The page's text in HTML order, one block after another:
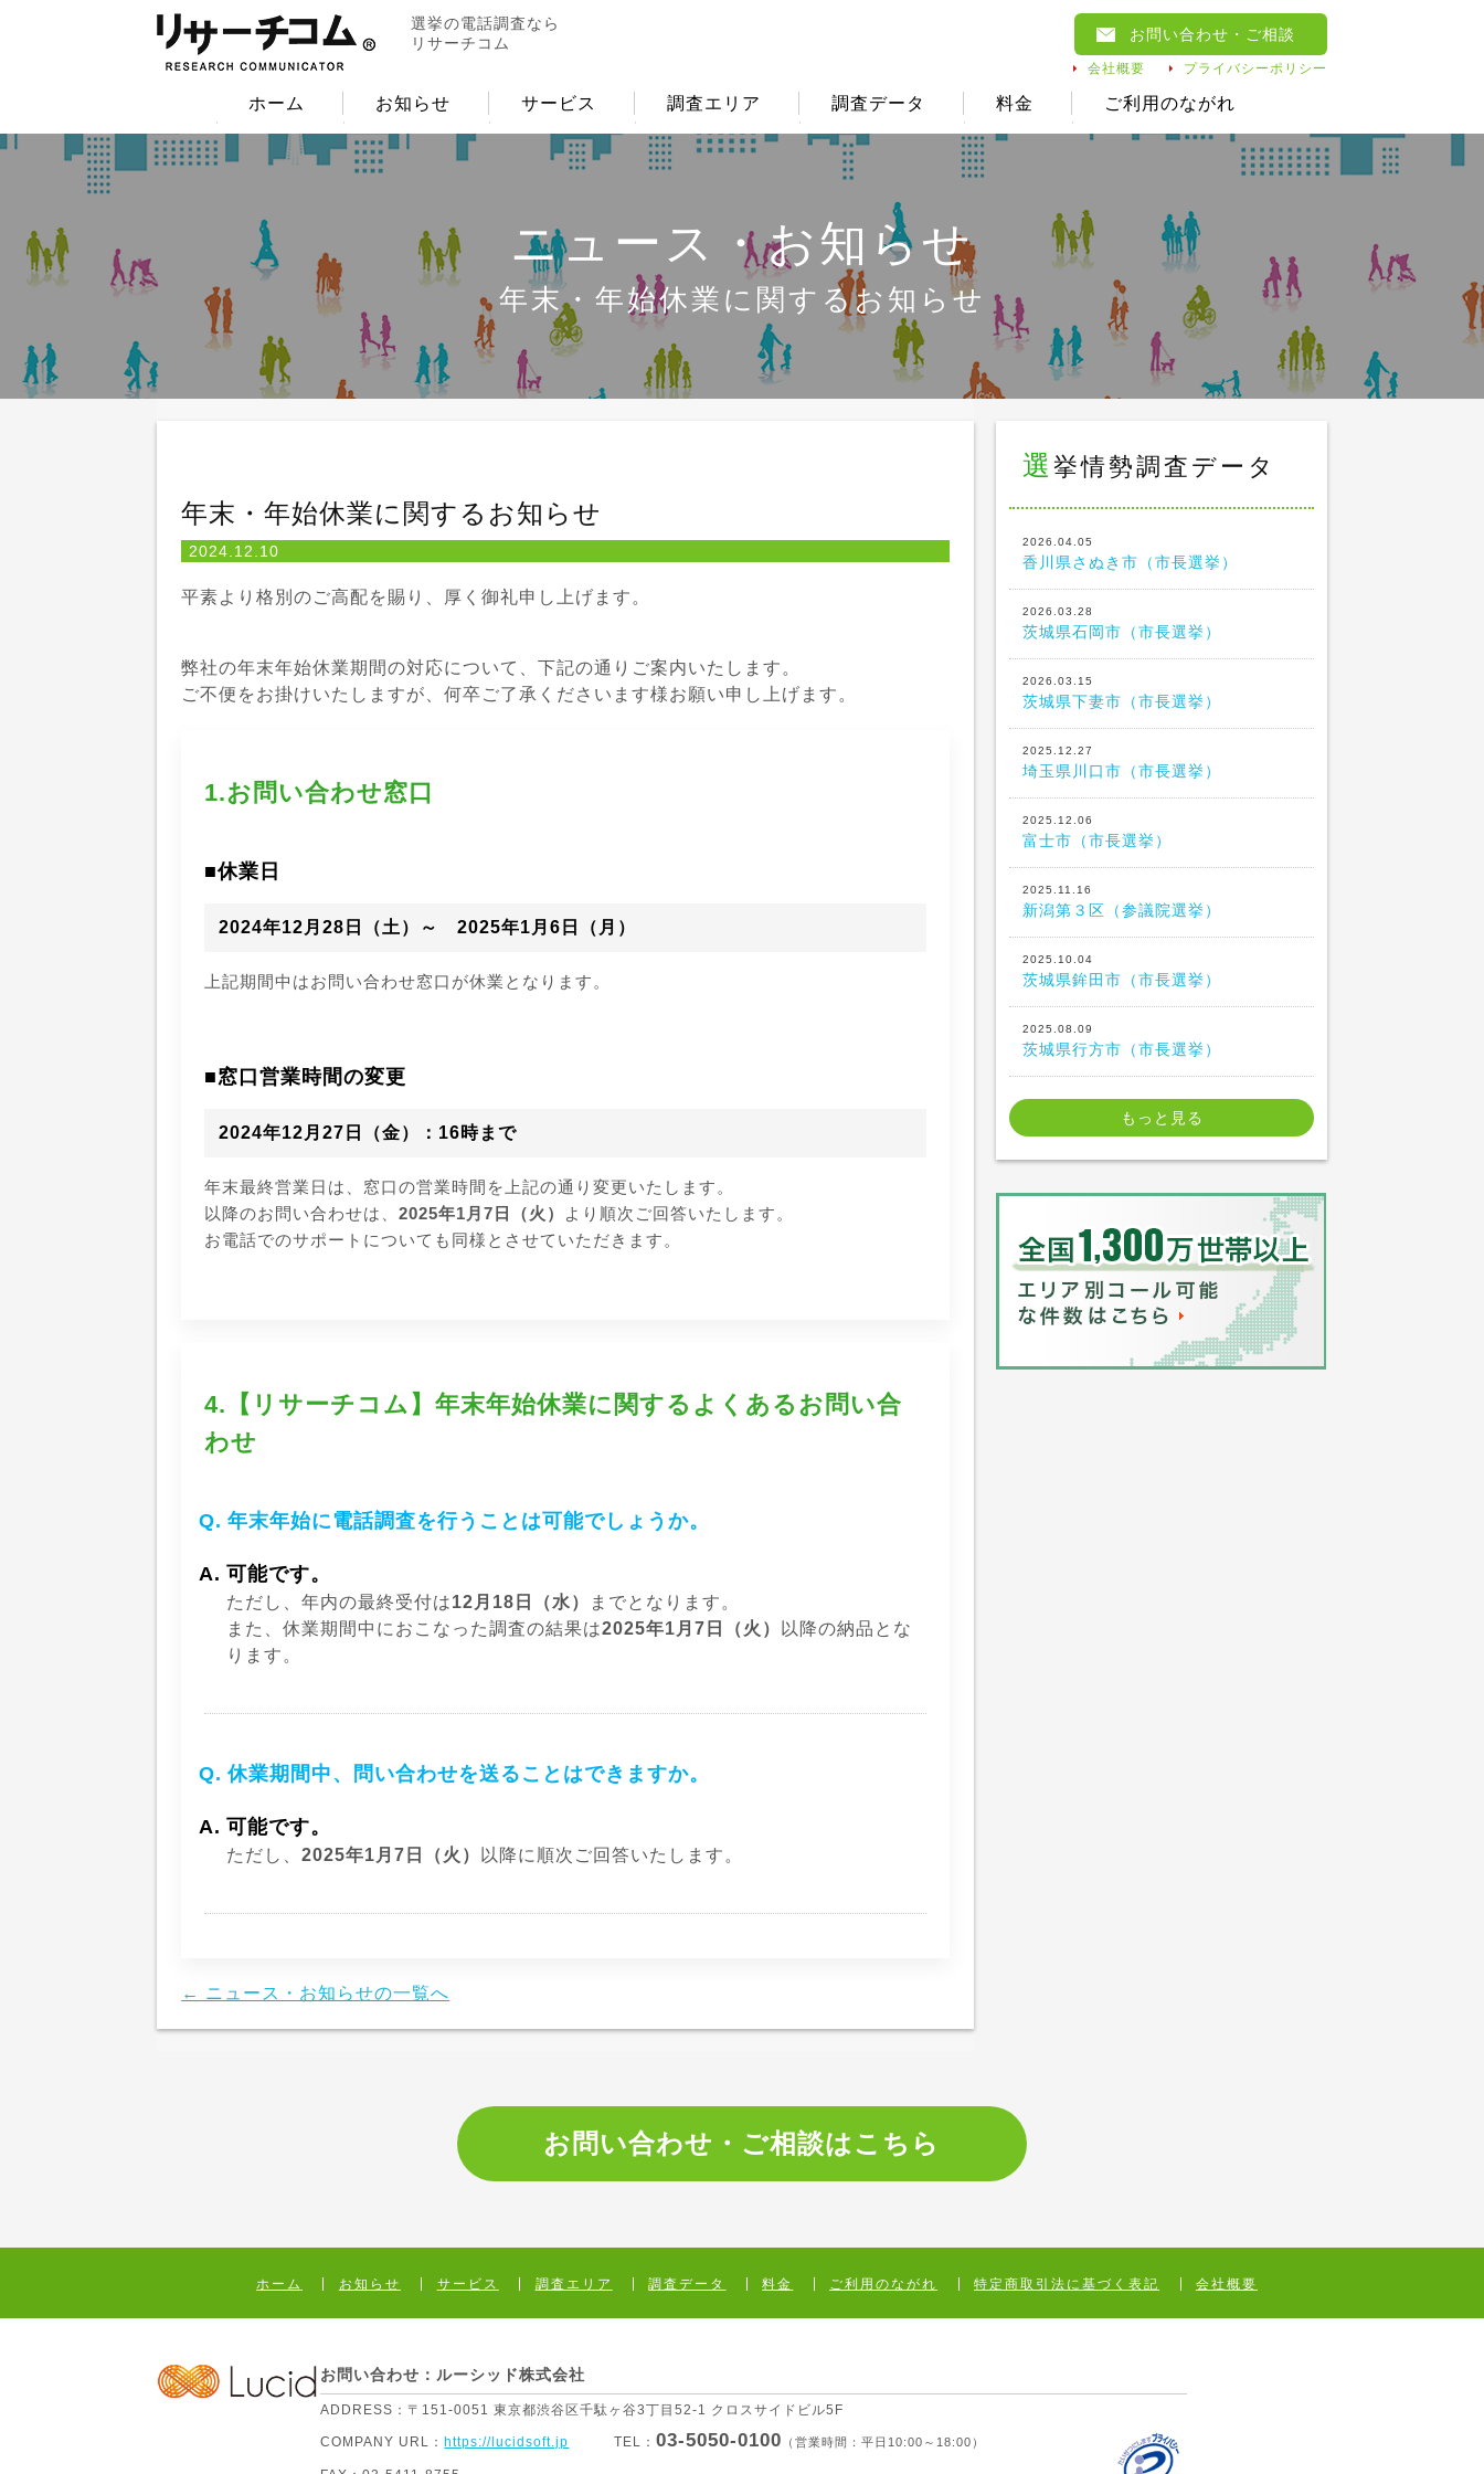
選挙の電話調査なら
リサーチコム
お問い合わせ ・ご相談
会社概要 プライバシーポリシー
ホーム お知らせ サービス 調査エリア 調査データ 料金 ご利用のながれ
ニュース・お知らせ
年末・年始休業に関するお知らせ
年末・年始休業に関するお知らせ
2024.12.10
平素より格別のご高配を賜り、厚く御礼申し上げます。
弊社の年末年始休業期間の対応について、下記の通りご案内いたします。
ご不便をお掛けいたしますが、何卒ご了承くださいます様お願い申し上げます。
1.お問い合わせ窓口
■休業日
2024年12月28日（土）～ 2025年1月6日（月）
上記期間中はお問い合わせ窓口が休業となります。
■窓口営業時間の変更
2024年12月27日（金）：16時まで
年末最終営業日は、窓口の営業時間を上記の通り変更いたします。
以降のお問い合わせは、2025年1月7日（火）
より順次ご回答いたします。
お電話でのサポートについても同様とさせていただきます。
4.【リサーチコム】年末年始休業に関するよくあるお問い合
わせ
年末年始に電話調査を行うことは可能でしょうか。
可能です。
ただし、年内の最終受付は12月18日（水）
までとなります。
また、休業期間中におこなった調査の結果は2025年1月7日（火）
以降の納品とな
ります。
休業期間中、問い合わせを送ることはできますか。
可能です。
ただし、2025年1月7日（火） 以降に順次ご回答いたします。
← ニュース・お知らせの一覧へ
選 挙情勢調査データ
2026.04.05
香川県さぬき市（市長選挙）
2026.03.28
茨城県石岡市（市長選挙）
2026.03.15
茨城県下妻市（市長選挙）
2025.12.27
埼玉県川口市（市長選挙）
2025.12.06
富士市（市長選挙）
2025.11.16
新潟第３区（参議院選挙）
2025.10.04
茨城県鉾田市（市長選挙）
2025.08.09
茨城県行方市（市長選挙）
もっと見る
お問い合わせ・ご相談はこちら
ホーム お知らせ サービス 調査エリア 調査データ 料金 ご利用のながれ 特定商取引法に基づく表記 会社概要
お問い合わせ：ルーシッド株式会社
ADDRESS：〒151-0051 東京都渋谷区千駄ヶ谷3丁目52-1 クロスサイドビル5F
COMPANY URL： https://lucidsoft.jp TEL：03-5050-0100 （営業時間：平日10:00～18:00）